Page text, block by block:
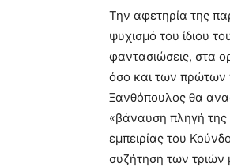
Την αφετηρία της
ψυχισμό του ίδιου
φαντασιώσεις, στα
όσο και των πρώτων
Ξανθόπουλος θα
«βάναυση πληγή
εμπειρίας του
συζήτηση των τριών